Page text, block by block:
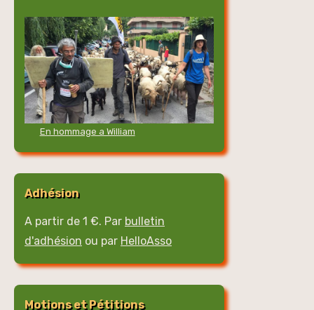
En hommage a William
Adhésion
A partir de 1 €. Par bulletin
d'adhésion ou par HelloAsso
Motions et Pétitions